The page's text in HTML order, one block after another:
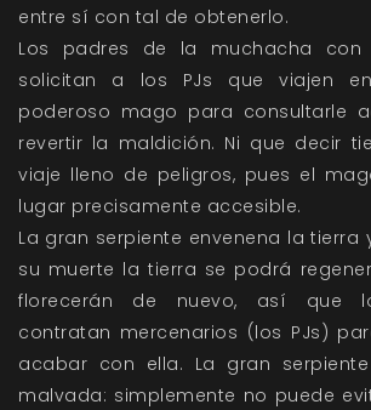
entre sí con tal de obtenerlo.
Los padres de la muchacha
solicitan a los PJs que viajen
poderoso mago para consultarle
revertir la maldición. Ni que decir
viaje lleno de peligros, pues el
lugar precisamente accesible.
La gran serpiente envenena la tierra
su muerte la tierra se podrá
florecerán de nuevo, así que
contratan mercenarios (los PJs)
acabar con ella. La gran
malvada: simplemente no puede